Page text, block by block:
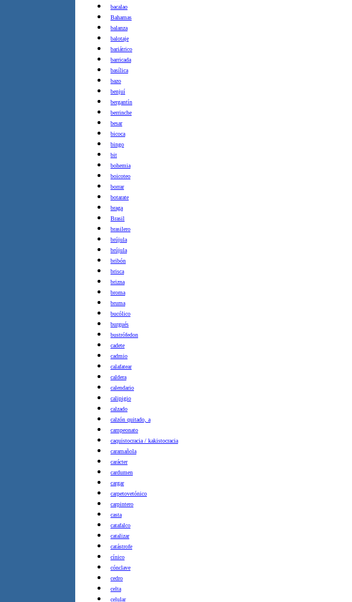
bacalao
Bahamas
balanza
balotaje
bariátrico
barricada
basílica
bazo
benjuí
bergantín
berrinche
besar
bicoca
bingo
bit
bohemia
boicoteo
borrar
botarate
braga
Brasil
brasilero
brújula
brújula
bribón
brisca
brizna
broma
bruma
bucólico
burgués
bustrófedon
cadete
cadmio
calafatear
caldera
calendario
calipigio
calzado
calzón quitado, a
campeonato
caquistocracia / kakistocracia
caramañola
carácter
cardumen
cargar
carpetovetónico
carpintero
casta
catafalco
catalizar
catástrofe
cínico
cónclave
cedro
celta
celular